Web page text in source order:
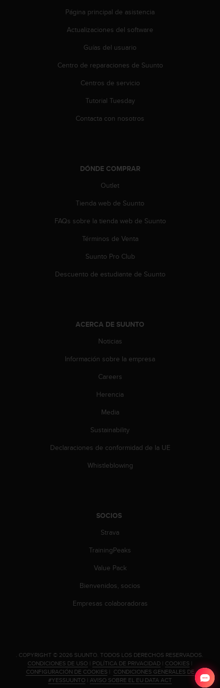
Página principal de asistencia
Actualizaciones del software
Guías del usuario
Centro de reparaciones de Suunto
Centros de servicio
Tutorial Tuesday
Contacta con nosotros
DÓNDE COMPRAR
Outlet
Tienda web de Suunto
FAQs sobre la tienda web de Suunto
Términos de Venta
Suunto Pro Club
Descuento de estudiante de Suunto
ACERCA DE SUUNTO
Noticias
Información sobre la empresa
Careers
Herencia
Media
Sustainability
Declaraciones de conformidad de la UE
Whistleblowing
SOCIOS
Strava
TrainingPeaks
Value Pack
Bienvenidos, socios
Empresas colaboradoras
. COPYRIGHT © 2026 SUUNTO. TODOS LOS DERECHOS RESERVADOS.
CONDICIONES DE USO | POLÍTICA DE PRIVACIDAD | COOKIES |
CONFIGURACIÓN DE COOKIES | CONDICIONES GENERALES DE
#YESSUUNTO | AVISO SOBRE EL EU DATA ACT